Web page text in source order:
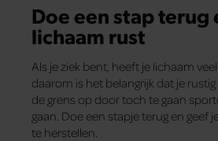
Doe een stap terug
lichaam rust
Als je ziek bent, heeft je lichaam
daarom is het belangrijk dat je
de grens op door toch te gaan
gaan. Doe een stapje terug en geef
te herstellen.